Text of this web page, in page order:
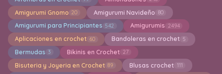
Amigurumi Gnomo 20 Amigurumi Navideño 80
Amigurumi para Principiantes 542 Amigurumis 2494
Aplicaciones en crochet 60 Bandoleras en crochet 5
Bermudas 3 Bikinis en Crochet 27
Bisuteria y Joyeria en Crochet 89 Blusas crochet 111